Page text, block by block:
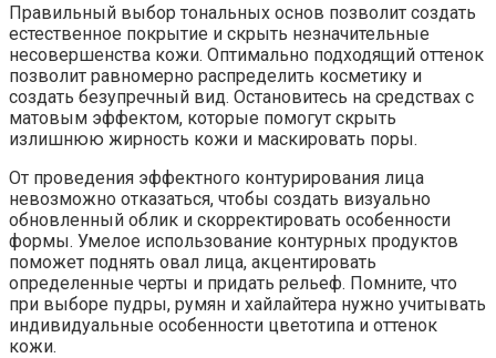
Правильный выбор тональных основ позволит создать
естественное покрытие и скрыть незначительные
несовершенства кожи. Оптимально подходящий оттенок
позволит равномерно распределить косметику и
создать безупречный вид. Остановитесь на средствах с
матовым эффектом, которые помогут скрыть
излишнюю жирность кожи и маскировать поры.
От проведения эффектного контурирования лица
невозможно отказаться, чтобы создать визуально
обновленный облик и скорректировать особенности
формы. Умелое использование контурных продуктов
поможет поднять овал лица, акцентировать
определенные черты и придать рельеф. Помните, что
при выборе пудры, румян и хайлайтера нужно учитывать
индивидуальные особенности цветотипа и оттенок
кожи.